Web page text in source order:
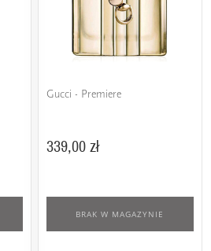
Gucci - Premiere
339,00 zł
BRAK W MAGAZYNIE